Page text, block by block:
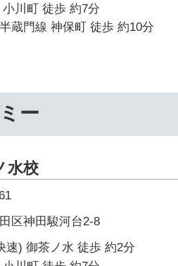
川町 徒歩 約7分
蔵門線 神保町 徒歩 約10分
ー
水校
区神田駿河台2-8
速) 御茶ノ水 徒歩 約2分